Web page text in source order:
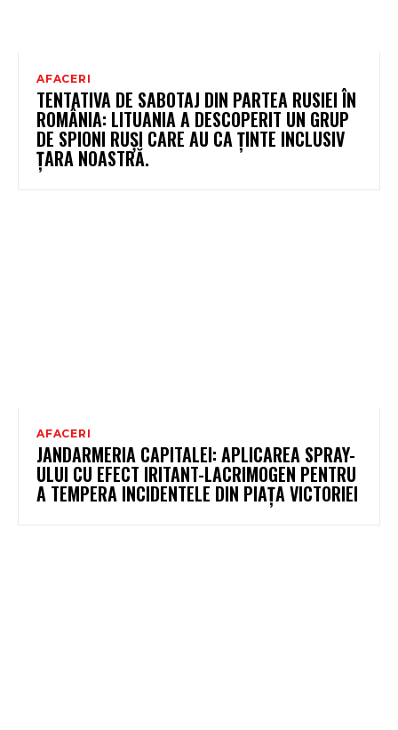
AFACERI
TENTATIVA DE SABOTAJ DIN PARTEA RUSIEI ÎN
ROMÂNIA: LITUANIA A DESCOPERIT UN GRUP
DE SPIONI RUȘI CARE AU CA ȚINTE INCLUSIV
ȚARA NOASTRĂ.
AFACERI
JANDARMERIA CAPITALEI: APLICAREA SPRAY-
ULUI CU EFECT IRITANT-LACRIMOGEN PENTRU
A TEMPERA INCIDENTELE DIN PIAȚA VICTORIEI